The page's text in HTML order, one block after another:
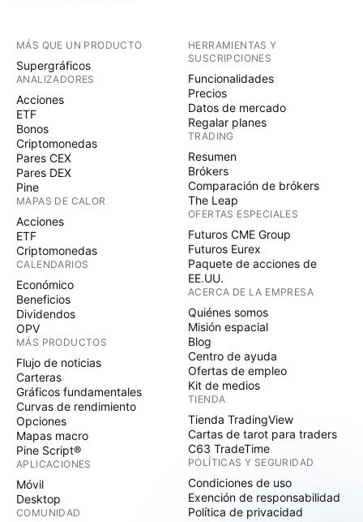
MÁS QUE UN PRODUCTO
Supergráficos
ANALIZADORES
Acciones
ETF
Bonos
Criptomonedas
Pares CEX
Pares DEX
Pine
MAPAS DE CALOR
Acciones
ETF
Criptomonedas
CALENDARIOS
Económico
Beneficios
Dividendos
OPV
MÁS PRODUCTOS
Flujo de noticias
Carteras
Gráficos fundamentales
Curvas de rendimiento
Opciones
Mapas macro
Pine Script®
APLICACIONES
Móvil
Desktop
COMUNIDAD
HERRAMIENTAS Y
SUSCRIPCIONES
Funcionalidades
Precios
Datos de mercado
Regalar planes
TRADING
Resumen
Brókers
Comparación de brókers
The Leap
OFERTAS ESPECIALES
Futuros CME Group
Futuros Eurex
Paquete de acciones de
EE.UU.
ACERCA DE LA EMPRESA
Quiénes somos
Misión espacial
Blog
Centro de ayuda
Ofertas de empleo
Kit de medios
TIENDA
Tienda TradingView
Cartas de tarot para traders
C63 TradeTime
POLÍTICAS Y SEGURIDAD
Condiciones de uso
Exención de responsabilidad
Política de privacidad